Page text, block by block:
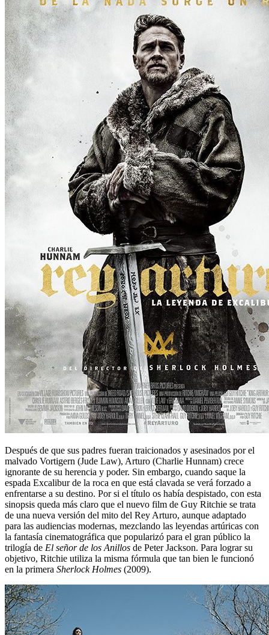
Después de que sus padres fueran traicionados y asesinados por el
malvado Vortigern (Jude Law), Arturo (Charlie Hunnam) crece
ignorante de su herencia y poder. Sin embargo, cuando saque la
espada Excalibur de la roca en que está clavada se verá forzado a
enfrentarse a su destino. Por si el título os había despistado, con esta
sinopsis queda más claro que el nuevo film de Guy Ritchie se trata
de una nueva versión del mito del Rey Arturo, aunque adaptado
para las audiencias modernas, mezclando las leyendas artúricas con
la fantasía cinematográfica que popularizó para el gran público la
trilogía de El señor de los Anillos de Peter Jackson. Para lograr su
objetivo, Ritchie utiliza la misma fórmula que tan bien le funcionó
en la primera Sherlock Holmes (2009).